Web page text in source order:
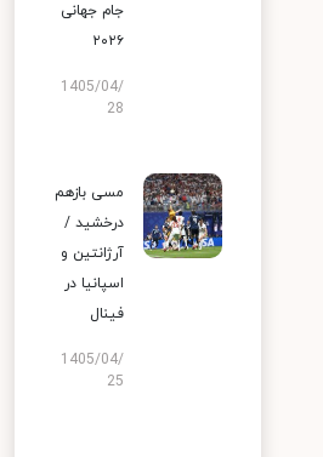
جام جهانی
۲۰۲۶
1405/04/
28
مسی بازهم
درخشید /
آرژانتین و
اسپانیا در
فینال
1405/04/
25